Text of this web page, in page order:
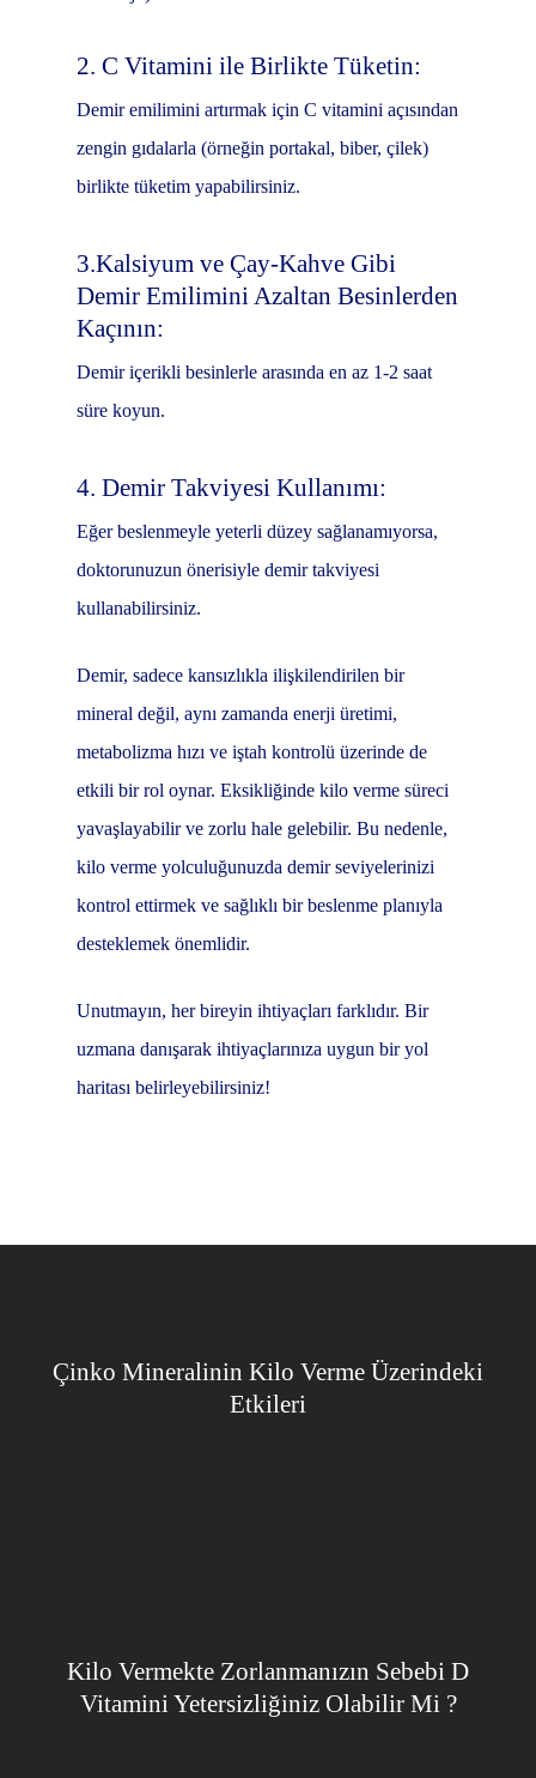
2. C Vitamini ile Birlikte Tüketin:
Demir emilimini artırmak için C vitamini açısından
zengin gıdalarla (örneğin portakal, biber, çilek)
birlikte tüketim yapabilirsiniz.
3.Kalsiyum ve Çay-Kahve Gibi
Demir Emilimini Azaltan Besinlerden
Kaçının:
Demir içerikli besinlerle arasında en az 1-2 saat
süre koyun.
4. Demir Takviyesi Kullanımı:
Eğer beslenmeyle yeterli düzey sağlanamıyorsa,
doktorunuzun önerisiyle demir takviyesi
kullanabilirsiniz.
Demir, sadece kansızlıkla ilişkilendirilen bir
mineral değil, aynı zamanda enerji üretimi,
metabolizma hızı ve iştah kontrolü üzerinde de
etkili bir rol oynar. Eksikliğinde kilo verme süreci
yavaşlayabilir ve zorlu hale gelebilir. Bu nedenle,
kilo verme yolculuğunuzda demir seviyelerinizi
kontrol ettirmek ve sağlıklı bir beslenme planıyla
desteklemek önemlidir.
Unutmayın, her bireyin ihtiyaçları farklıdır. Bir
uzmana danışarak ihtiyaçlarınıza uygun bir yol
haritası belirleyebilirsiniz!
Çinko Mineralinin Kilo Verme Üzerindeki
Etkileri
Kilo Vermekte Zorlanmanızın Sebebi D
Vitamini Yetersizliğiniz Olabilir Mi ?